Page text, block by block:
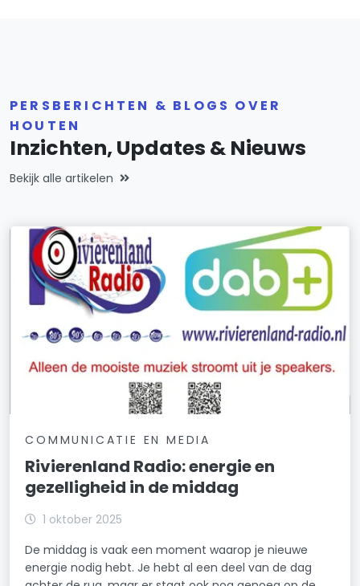
PERSBERICHTEN & BLOGS OVER
HOUTEN
Inzichten, Updates & Nieuws
Bekijk alle artikelen
COMMUNICATIE EN MEDIA
Rivierenland Radio: energie en
gezelligheid in de middag
1 oktober 2025
De middag is vaak een moment waarop je nieuwe
energie nodig hebt. Je hebt al een deel van de dag